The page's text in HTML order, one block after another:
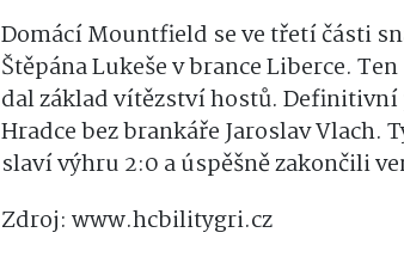
Domácí Mountfield se ve třetí části
Štěpána Lukeše v brance Liberce.
dal základ vítězství hostů.
Hradce bez brankáře Jaroslav
slaví výhru 2:0 a úspěšně zakončili
Zdroj: www.hcbilitygri.cz